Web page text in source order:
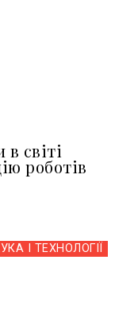
світі
роботів
І ТЕХНОЛОГІЇ